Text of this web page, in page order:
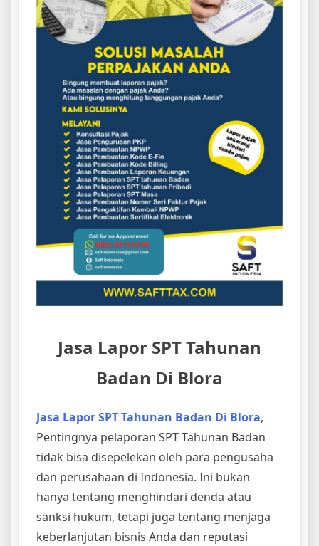
Jasa Lapor SPT Tahunan
Badan Di Blora
Jasa Lapor SPT Tahunan Badan Di Blora,
Pentingnya pelaporan SPT Tahunan Badan
tidak bisa disepelekan oleh para pengusaha
dan perusahaan di Indonesia. Ini bukan
hanya tentang menghindari denda atau
sanksi hukum, tetapi juga tentang menjaga
keberlanjutan bisnis Anda dan reputasi